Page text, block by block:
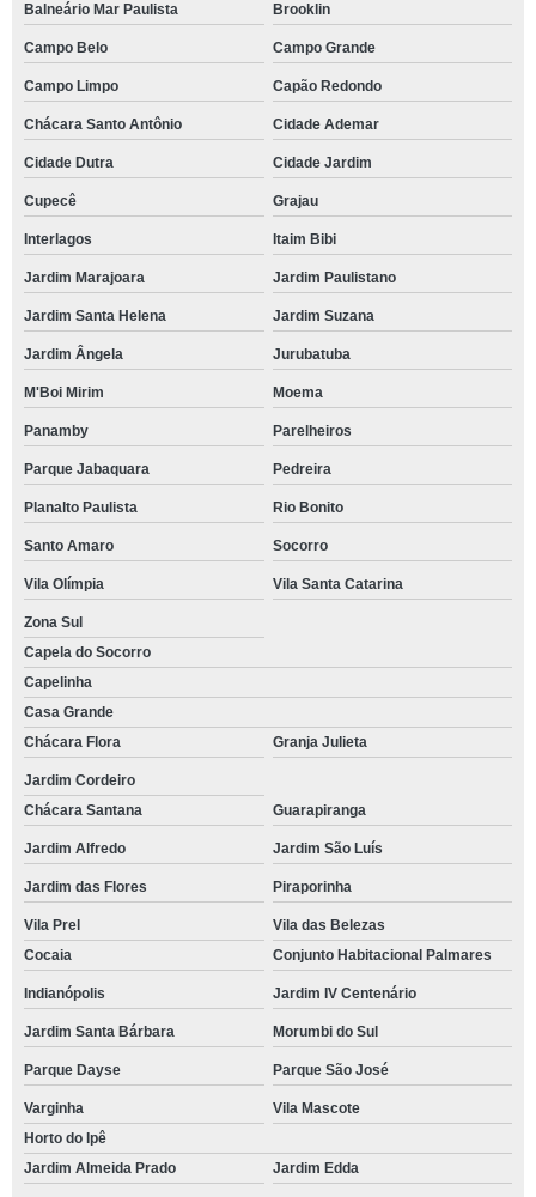
Balneário Mar Paulista Brooklin
Campo Belo Campo Grande
Campo Limpo Capão Redondo
Chácara Santo Antônio Cidade Ademar
Cidade Dutra Cidade Jardim
Cupecê Grajau
Interlagos Itaim Bibi
Jardim Marajoara Jardim Paulistano
Jardim Santa Helena Jardim Suzana
Jardim Ângela Jurubatuba
M'Boi Mirim Moema
Panamby Parelheiros
Parque Jabaquara Pedreira
Planalto Paulista Rio Bonito
Santo Amaro Socorro
Vila Olímpia Vila Santa Catarina
Zona Sul
Capela do Socorro
Capelinha
Casa Grande
Chácara Flora
Granja Julieta
Jardim Cordeiro
Chácara Santana
Guarapiranga
Jardim Alfredo Jardim São Luís
Jardim das Flores Piraporinha
Vila Prel
Vila das Belezas
Cocaia
Conjunto Habitacional Palmares
Indianópolis Jardim IV Centenário
Jardim Santa Bárbara Morumbi do Sul
Parque Dayse Parque São José
Varginha
Vila Mascote
Horto do Ipê
Jardim Almeida Prado
Jardim Edda